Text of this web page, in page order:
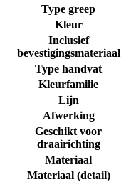
Type greep
Kleur
Inclusief
bevestigingsmateriaal
Type handvat
Kleurfamilie
Lijn
Afwerking
Geschikt voor
draairichting
Materiaal
Materiaal (detail)